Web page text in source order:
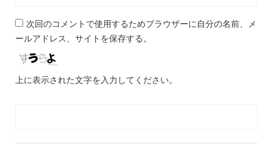
次回のコメントで使用するためブラウザーに自分の名前、メ
ールアドレス、サイトを保存する。
上に表示された文字を入力してください。